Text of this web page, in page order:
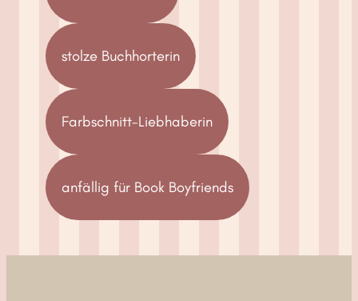
stolze Buchhorterin
Farbschnitt-Liebhaberin
anfällig für Book Boyfriends